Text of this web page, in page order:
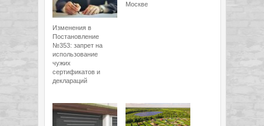
Изменения в
Постановление
№353: запрет на
использование
чужих
сертификатов и
деклараций
Москве